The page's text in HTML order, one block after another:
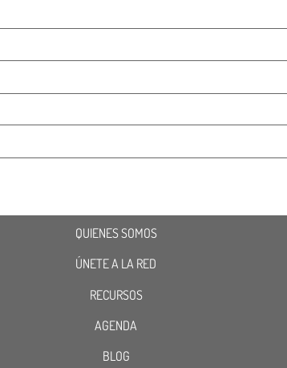
QUIENES SOMOS
ÚNETE A LA RED
RECURSOS
AGENDA
BLOG